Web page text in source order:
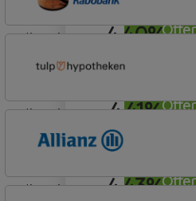
4,40%
lineair
4,41%
Basisvoorwaarden (incl
lineair
4,43%
Tulp Riant Hypotheek
lineair